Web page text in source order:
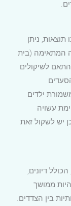
תוצאות, ניתן
המתאימה (בית
לשיקולים
ילדים
עשויה
יש לשקול זאת
דיונים,
ממושך
בין הצדדים.